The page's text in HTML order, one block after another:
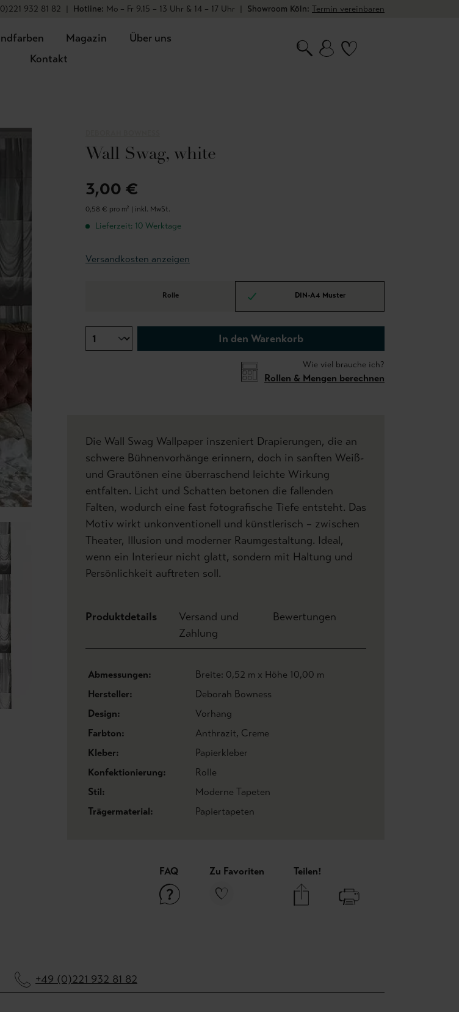
932 81 82 | Hotline: Mo – Fr 9.15 – 13 Uhr & 14 – 17 Uhr | Showroom Köln: Termin vereinbaren
Magazin
Über uns
Kontakt
Wall Swag, white
3,00 €
0,58 € pro m² | inkl. MwSt.
Lieferzeit: 10 Werktage
Versandkosten anzeigen
Rolle DIN-A4 Muster
In den Warenkorb
Wie viel brauche ich?
Rollen & Mengen berechnen
Die Wall Swag Wallpaper inszeniert Drapierungen, die an
schwere Bühnenvorhänge erinnern, doch in sanften Weiß-
und Grautönen eine überraschend leichte Wirkung
entfalten. Licht und Schatten betonen die fallenden
Falten, wodurch eine fast fotografische Tiefe entsteht. Das
Motiv wirkt unkonventionell und künstlerisch – zwischen
Theater, Illusion und moderner Raumgestaltung. Ideal,
wenn ein Interieur nicht glatt, sondern mit Haltung und
Persönlichkeit auftreten soll.
Produktdetails
Versand und
Zahlung
Bewertungen
Abmessungen:
Breite: 0,52 m x Höhe 10,00 m
Hersteller:
Deborah Bowness
Design:
Vorhang
Farbton:
Anthrazit, Creme
Kleber:
Papierkleber
Konfektionierung:
Rolle
Stil:
Moderne Tapeten
Trägermaterial:
Papiertapeten
FAQ Zu Favoriten Teilen!
+49 (0)221 932 81 82